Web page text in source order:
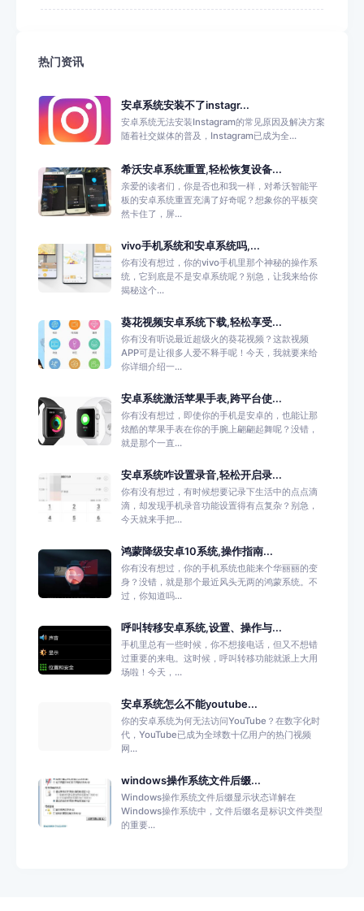
热门资讯
安卓系统安装不了instagr...
安卓系统无法安装Instagram的常见原因及解决方案
随着社交媒体的普及，Instagram已成为全...
希沃安卓系统重置,轻松恢复设备...
亲爱的读者们，你是否也和我一样，对希沃智能平
板的安卓系统重置充满了好奇呢？想象你的平板突
然卡住了，屏...
vivo手机系统和安卓系统吗,...
你有没有想过，你的vivo手机里那个神秘的操作系
统，它到底是不是安卓系统呢？别急，让我来给你
揭秘这个...
葵花视频安卓系统下载,轻松享受...
你有没有听说最近超级火的葵花视频？这款视频
APP可是让很多人爱不释手呢！今天，我就要来给
你详细介绍一...
安卓系统激活苹果手表,跨平台使...
你有没有想过，即使你的手机是安卓的，也能让那
炫酷的苹果手表在你的手腕上翩翩起舞呢？没错，
就是那个一直...
安卓系统咋设置录音,轻松开启录...
你有没有想过，有时候想要记录下生活中的点点滴
滴，却发现手机录音功能设置得有点复杂？别急，
今天就来手把...
鸿蒙降级安卓10系统,操作指南...
你有没有想过，你的手机系统也能来个华丽丽的变
身？没错，就是那个最近风头无两的鸿蒙系统。不
过，你知道吗...
呼叫转移安卓系统,设置、操作与...
手机里总有一些时候，你不想接电话，但又不想错
过重要的来电。这时候，呼叫转移功能就派上大用
场啦！今天，...
安卓系统怎么不能youtube...
你的安卓系统为何无法访问YouTube？在数字化时
代，YouTube已成为全球数十亿用户的热门视频
网...
windows操作系统文件后缀...
Windows操作系统文件后缀显示状态详解在
Windows操作系统中，文件后缀名是标识文件类型
的重要...